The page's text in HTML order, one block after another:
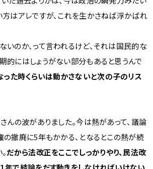
方はアレですが、これを生かさねば浮かばれ
いのか、って言われるけど、それは国民的な
的にはしょうがない部分もあると思うんで
った時くらいは動かさないと次の子のリス
んの波がありました。今は熱があって、議論
の撤廃に5年もかかる、となるとこの熱が続
だから法改正をここでしっかりやり、民法改